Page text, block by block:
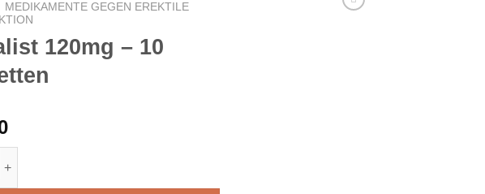
MEDIKAMENTE GEGEN EREKTILE
120mg – 10
– 10 Tabletten Menge